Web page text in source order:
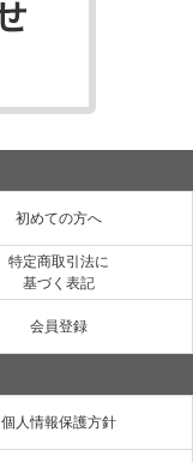
初めての方へ
特定商取引法に
基づく表記
会員登録
個人情報保護方針